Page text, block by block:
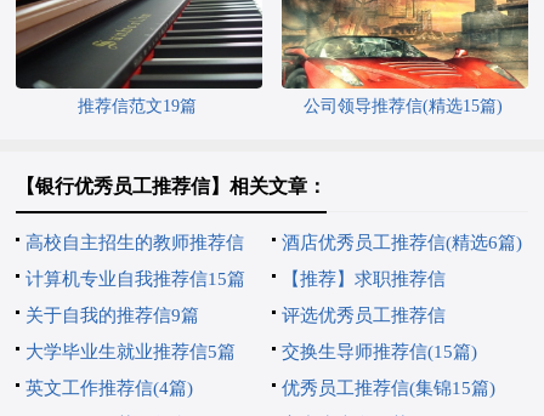
推荐信范文19篇 公司领导推荐信(精选15篇)
【银行优秀员工推荐信】相关文章：
高校自主招生的教师推荐信
酒店优秀员工推荐信(精选6篇)
计算机专业自我推荐信15篇
【推荐】求职推荐信
关于自我的推荐信9篇
评选优秀员工推荐信
大学毕业生就业推荐信5篇
交换生导师推荐信(15篇)
英文工作推荐信(4篇)
优秀员工推荐信(集锦15篇)